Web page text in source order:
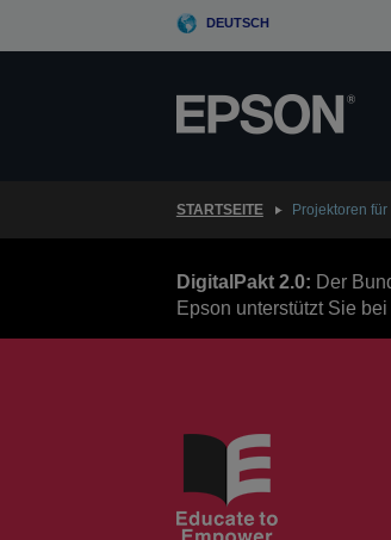
DEUTSCH
STARTSEITE Projektoren
DigitalPakt 2.0: Der
Epson unterstützt Sie